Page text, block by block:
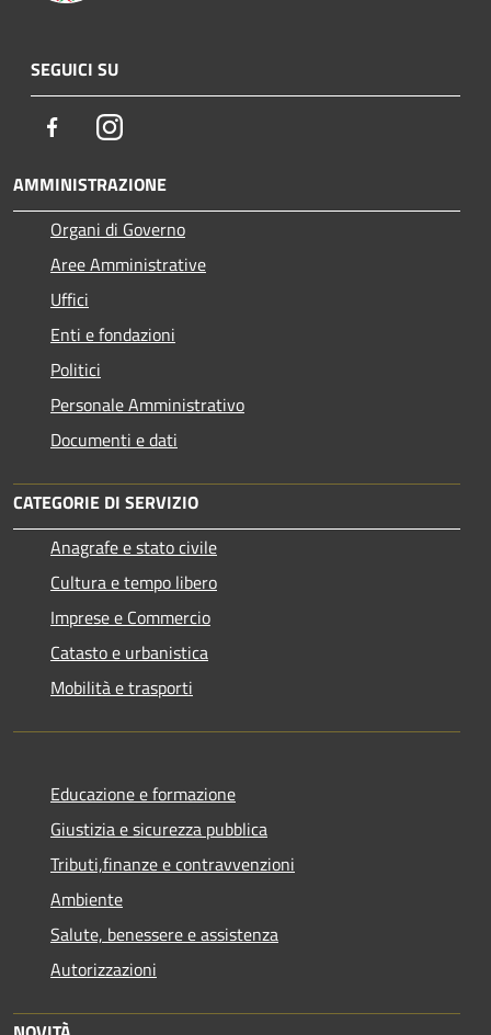
SEGUICI SU
FacebookInstagram
AMMINISTRAZIONE
Organi di Governo
Aree Amministrative
Uffici
Enti e fondazioni
Politici
Personale Amministrativo
Documenti e dati
CATEGORIE DI SERVIZIO
Anagrafe e stato civile
Cultura e tempo libero
Imprese e Commercio
Catasto e urbanistica
Mobilità e trasporti
Educazione e formazione
Giustizia e sicurezza pubblica
Tributi,finanze e contravvenzioni
Ambiente
Salute, benessere e assistenza
Autorizzazioni